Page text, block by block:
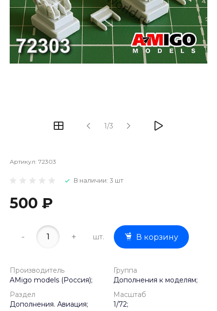
1/3
Артикул: 72303
В наличии: 3 шт
500 ₽
- + шт. В корзину
Производитель
AMigo models (Россия);
Группа
Дополнения к моделям;
Раздел
Дополнения. Авиация;
Масштаб
1/72;